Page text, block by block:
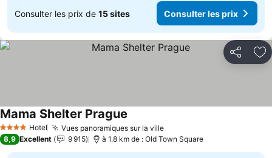
Consulter les prix de 15 sites Consulter les prix
Partager
4 Étoiles Hotel Vues panoramiques sur la villeConsulter les prix
Mama Shelter Prague
8,9 Excellent 9 915 à 1.8 km de : Old Town Square